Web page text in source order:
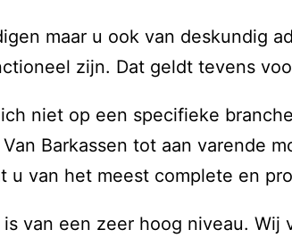
maar u ook van deskundig
zijn. Dat geldt tevens
niet op een specifieke
Barkassen tot aan varende
van het meest complete en
van een zeer hoog niveau. Wij